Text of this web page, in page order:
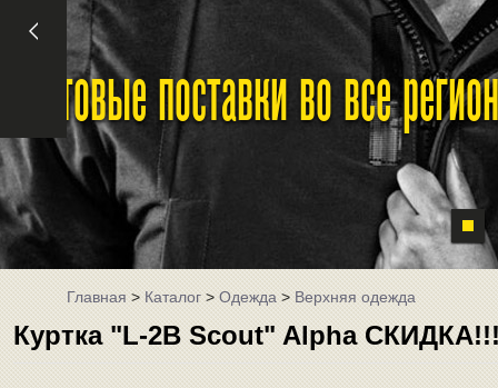
Оптовые поставки во все
Главная>Каталог>Одежда>Верхняя одежда
Куртка "L-2B Scout" Alpha